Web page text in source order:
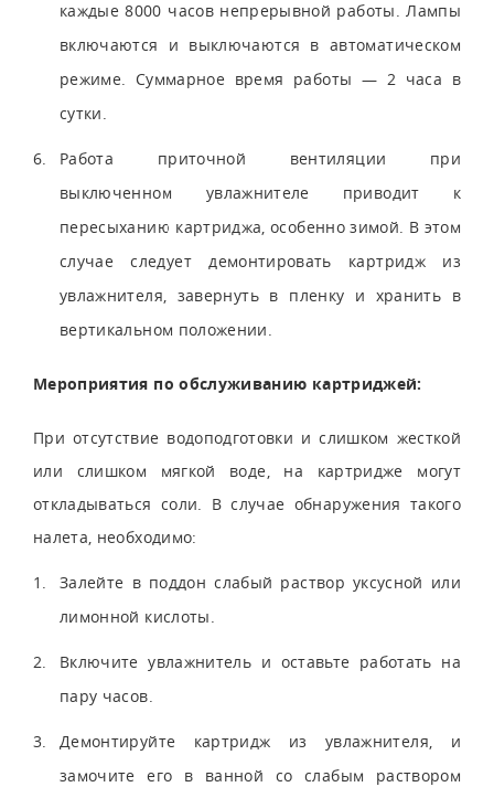
каждые 8000 часов непрерывной работы. Лампы
включаются и выключаются в автоматическом
режиме. Суммарное время работы — 2 часа в
сутки.
Работа приточной вентиляции при
выключенном увлажнителе приводит к
пересыханию картриджа, особенно зимой. В этом
случае следует демонтировать картридж из
увлажнителя, завернуть в пленку и хранить в
вертикальном положении.
Мероприятия по обслуживанию картриджей:
При отсутствие водоподготовки и слишком жесткой
или слишком мягкой воде, на картридже могут
откладываться соли. В случае обнаружения такого
налета, необходимо:
Залейте в поддон слабый раствор уксусной или
лимонной кислоты.
Включите увлажнитель и оставьте работать на
пару часов.
Демонтируйте картридж из увлажнителя, и
замочите его в ванной со слабым раствором